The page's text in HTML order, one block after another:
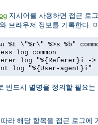
지시어를 사용하면 접근 로
브라우저 정보를 기록한다.
%t \"%r\" %>s %b"
common
"%{Referer}i ->
"%{User-agent}i"
반드시 별명을 정의할 필요
라 해당 항목을 접근 로그에